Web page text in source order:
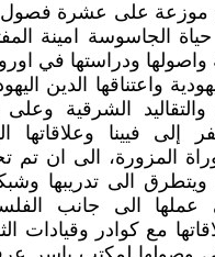
موزعة على عشرة فصول
الجاسوسة امينة
واصولها ودراستها في
واعتناقها الدين
الشرقية وعلى
إلى فيينا وعلاقاتها
المزورة، الى ان تم
ويتطرق الى تدريبها
عملها الى جانب
مع كوادر وقيادات